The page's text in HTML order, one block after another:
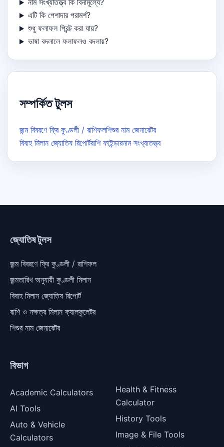
নাম সংখ্যাতত্ত্ব কি বিনামূল্যে?
এটি কি পেশাদার পরামর্শ?
শুধু ফলাফল প্রিন্ট করা যায়?
ভাষা বদলালে ফলাফলও বদলায়?
সম্পর্কিত টুলস
জন্ম বিবরণে ফ্রি কুণ্ডলী / রাশিফলশিশুর নাম জেনারেটর
বিবাহ মিলান জ্যোতিষ রিপোর্টরাশি ফাইন্ডারনাম সংখ্যাতত্ত্ব
জ্যোতিষ টুলস
জন্ম বিবরণে ফ্রি কুণ্ডলী / রাশিফল
জন্মতারিখ অনুযায়ী কুণ্ডলী মিলান
বিবাহ মিলান জ্যোতিষ রিপোর্ট
রাশি ও নক্ষত্র মিলান ক্যালকুলেটর
শিশুর নাম জেনারেটর
বিভাগ
Academic Calculators
AI Tools
Auto & Vehicle
Calculators
Health & Fitness
Calculator
History Tools
Image & File Tools